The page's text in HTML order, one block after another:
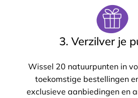
3. Verzilver je
Wissel 20 natuurpunten in
toekomstige bestellingen
exclusieve aanbiedingen en